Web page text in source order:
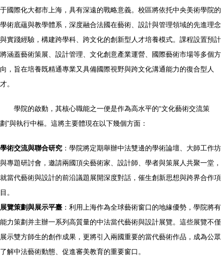
于國際化大都市上海，具有深遠的戰略意義。校區將依托中央美術學院的
學術底蘊與教學體系，深度融合法國在藝術、設計與管理領域的先進理念
與實踐經驗，構建跨學科、跨文化的創新型人才培養模式。課程設置預計
將涵蓋藝術策展、設計管理、文化創意產業運營、國際藝術市場等多個方
向，旨在培養既精通專業又具備國際視野與跨文化溝通能力的復合型人
才。
學院的啟動，其核心職能之一便是作為高水平的“文化藝術交流策
劃”與執行中樞。這將主要體現在以下幾個方面：
學術交流與聯合研究 ：學院將定期舉辦中法雙邊的學術論壇、大師工作坊
與專題研討會，邀請兩國頂尖藝術家、設計師、學者與策展人共聚一堂，
就當代藝術與設計的前沿議題展開深度對話，催生創新思想與跨界合作項
目。
展覽策劃與展示平臺 ：利用上海作為全球藝術窗口的地緣優勢，學院將有
能力策劃并主辦一系列高質量的中法當代藝術與設計展覽。這些展覽不僅
展示雙方師生的創作成果，更將引入兩國重要的當代藝術作品，成為公眾
了解中法藝術動態、促進審美教育的重要窗口。